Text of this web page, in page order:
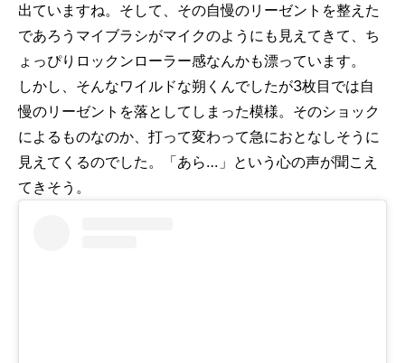
出ていますね。そして、その自慢のリーゼントを整えた
であろうマイブラシがマイクのようにも見えてきて、ち
ょっぴりロックンローラー感なんかも漂っています。
しかし、そんなワイルドな朔くんでしたが3枚目では自
慢のリーゼントを落としてしまった模様。そのショック
によるものなのか、打って変わって急におとなしそうに
見えてくるのでした。「あら…」という心の声が聞こえ
てきそう。